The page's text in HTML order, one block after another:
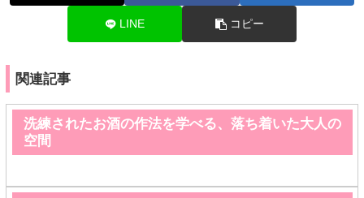
LINE コピー
関連記事
洗練されたお酒の作法を学べる、落ち着いた大人の
空間